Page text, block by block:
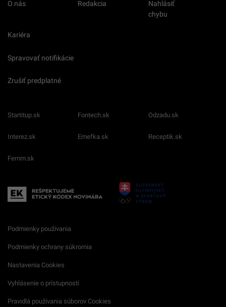
O nás Redakcia
Nahlásiť
chybu
Kariéra
Spravovať notifikácie
Zrušiť predplatné
Startitup.sk Fontech.sk Odzadu.sk
Interez.sk Emefka.sk Receptik.sk
Femm.sk
Podmienky používania
Podmienky ochrany súkromia
Nastavenia Cookies
Vyhlásenie o prístupnosti
Pravidlá používania súborov Cookies